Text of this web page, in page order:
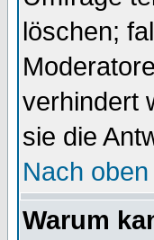
löschen;
verhindert
sie die
Nach oben
Warum